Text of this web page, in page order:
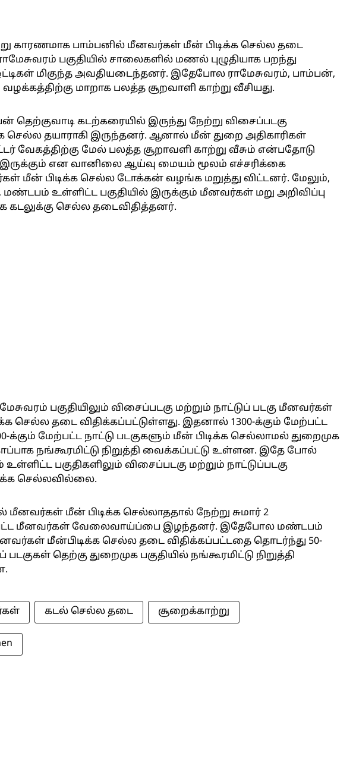
காரணமாக பாம்பனில் மீனவர்கள் மீன் பிடிக்க செல்ல தடை
பகுதியில் சாலைகளில் மணல் புழுதியாக பறந்து
மிகுந்த அவதியடைந்தனர். இதேபோல ராமேசுவரம், பாம்பன்,
மாறாக பலத்த சூறவாளி காற்று வீசியது.
தெற்குவாடி கடற்கரையில் இருந்து நேற்று விசைப்படகு
செல்ல தயாராகி இருந்தனர். ஆனால் மீன் துறை அதிகாரிகள்
வேகத்திற்கு மேல் பலத்த சூறாவளி காற்று வீசும் என்பதோடு
என வானிலை ஆய்வு மையம் மூலம் எச்சரிக்கை
மீன் பிடிக்க செல்ல டோக்கன் வழங்க மறுத்து விட்டனர். மேலும்,
மண்டபம் உள்ளிட்ட பகுதியில் இருக்கும் மீனவர்கள் மறு அறிவிப்பு
கடலுக்கு செல்ல தடைவிதித்தனர்.
பகுதியிலும் விசைப்படகு மற்றும் நாட்டுப் படகு மீனவர்கள்
செல்ல தடை விதிக்கப்பட்டுள்ளது. இதனால் 1300-க்கும் மேற்பட்ட
க்கும் மேற்பட்ட நாட்டு படகுகளும் மீன் பிடிக்க செல்லாமல் துறைமுக
நங்கூரமிட்டு நிறுத்தி வைக்கப்பட்டு உள்ளன. இதே போல்
பகுதிகளிலும் விசைப்படகு மற்றும் நாட்டுப்படகு
செல்லவில்லை.
மீன் பிடிக்க செல்லாததால் நேற்று சுமார் 2
மீனவர்கள் வேலைவாய்ப்பை இழந்தனர். இதேபோல மண்டபம்
மீனவர்கள் மீன்பிடிக்க செல்ல தடை விதிக்கப்பட்டதை தொடர்ந்து 50-
தெற்கு துறைமுக பகுதியில் நங்கூரமிட்டு நிறுத்தி
கடல் செல்ல தடை சூறைக்காற்று